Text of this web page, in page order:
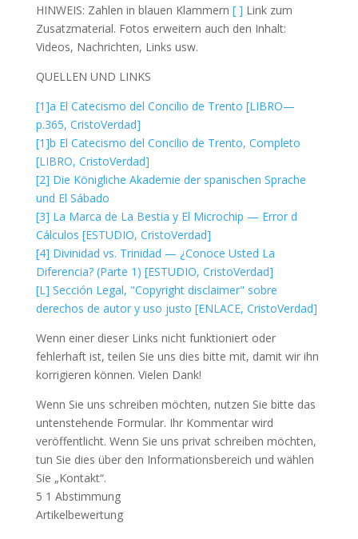
HINWEIS: Zahlen in blauen Klammern [ ] Link zum
Zusatzmaterial. Fotos erweitern auch den Inhalt:
Videos, Nachrichten, Links usw.
QUELLEN UND LINKS
[1]a El Catecismo del Concilio de Trento [LIBRO—
p.365, CristoVerdad]
[1]b El Catecismo del Concilio de Trento, Completo
[LIBRO, CristoVerdad]
[2] Die Königliche Akademie der spanischen Sprache
und El Sábado
[3] La Marca de La Bestia y El Microchip — Error d
Cálculos [ESTUDIO, CristoVerdad]
[4] Divinidad vs. Trinidad — ¿Conoce Usted La
Diferencia? (Parte 1) [ESTUDIO, CristoVerdad]
[L] Sección Legal, "Copyright disclaimer" sobre
derechos de autor y uso justo [ENLACE, CristoVerdad]
Wenn einer dieser Links nicht funktioniert oder
fehlerhaft ist, teilen Sie uns dies bitte mit, damit wir ihn
korrigieren können. Vielen Dank!
Wenn Sie uns schreiben möchten, nutzen Sie bitte das
untenstehende Formular. Ihr Kommentar wird
veröffentlicht. Wenn Sie uns privat schreiben möchten,
tun Sie dies über den Informationsbereich und wählen
Sie „Kontakt“.
5 1 Abstimmung
Artikelbewertung